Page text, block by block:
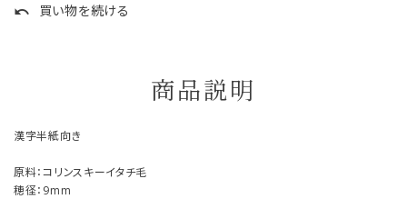
undo 買い物を続ける
商品説明
漢字半紙向き
原料：コリンスキーイタチ毛
穂径：9mm